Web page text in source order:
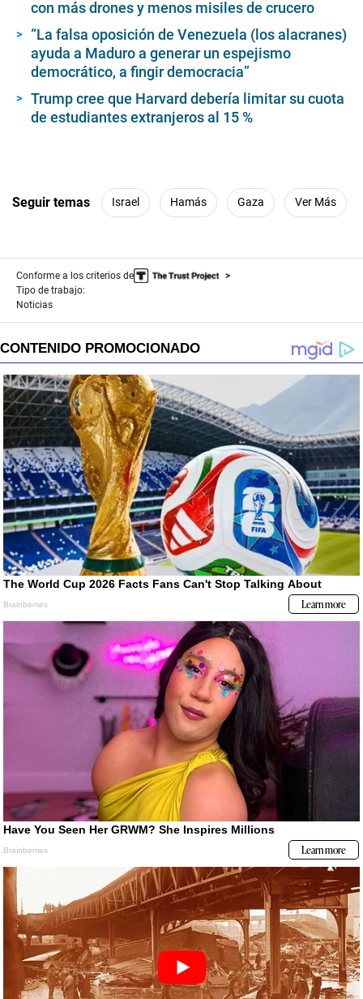
con más drones y menos misiles de crucero
“La falsa oposición de Venezuela (los alacranes)
ayuda a Maduro a generar un espejismo
democrático, a fingir democracia”
Trump cree que Harvard debería limitar su cuota
de estudiantes extranjeros al 15 %
Seguir temas Israel Hamás Gaza Ver Más
Conforme a los criterios de
Tipo de trabajo:
Noticias